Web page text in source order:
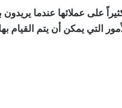
عملائها عندما يريدون
التي يمكن أن يتم القيام